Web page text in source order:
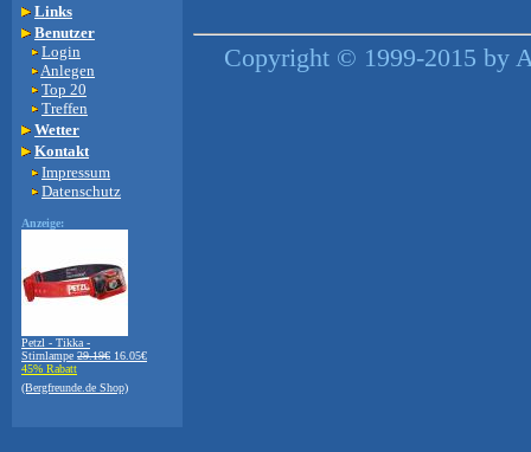
Links
Benutzer
Login
Anlegen
Top 20
Treffen
Wetter
Kontakt
Impressum
Datenschutz
Anzeige:
Petzl - Tikka -
Stirnlampe 29.19€ 16.05€
45% Rabatt
(Bergfreunde.de Shop)
Copyright © 1999-2015 by